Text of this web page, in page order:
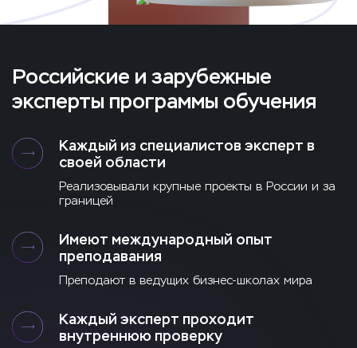
Российские и зарубежные
эксперты программы обучения
Каждый из специалистов эксперт в
своей области
Реализовывали крупные проекты в России и за
границей
Имеют международный опыт
преподавания
Преподают в ведущих бизнес-школах мира
Каждый эксперт проходит
внутреннюю проверку